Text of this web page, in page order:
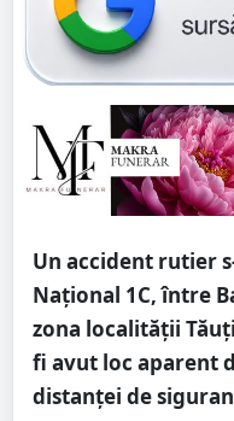
Un accident rutier
Național 1C, între
zona localității
fi avut loc aparent
distanței de